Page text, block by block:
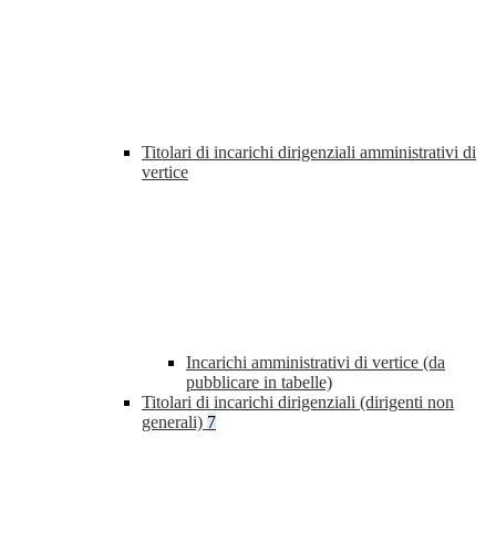
Titolari di incarichi dirigenziali amministrativi di
vertice
Incarichi amministrativi di vertice (da
pubblicare in tabelle)
Titolari di incarichi dirigenziali (dirigenti non
generali) 7